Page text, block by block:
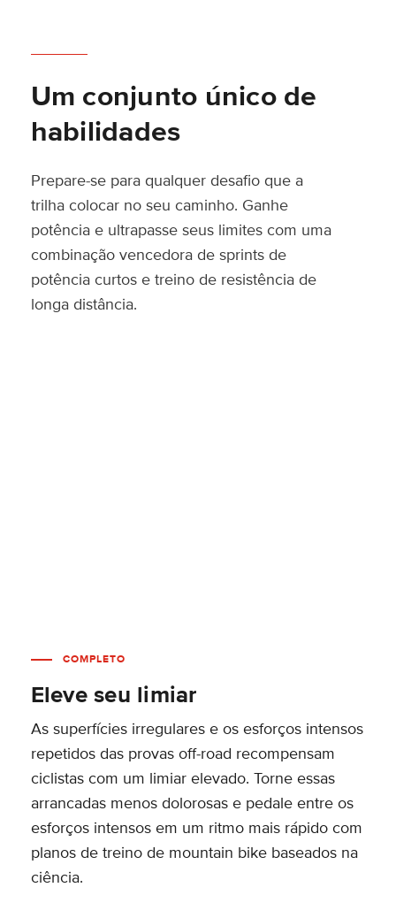
Um conjunto único de
habilidades
Prepare-se para qualquer desafio que a
trilha colocar no seu caminho. Ganhe
potência e ultrapasse seus limites com uma
combinação vencedora de sprints de
potência curtos e treino de resistência de
longa distância.
COMPLETO
Eleve seu limiar
As superfícies irregulares e os esforços intensos
repetidos das provas off-road recompensam
ciclistas com um limiar elevado. Torne essas
arrancadas menos dolorosas e pedale entre os
esforços intensos em um ritmo mais rápido com
planos de treino de mountain bike baseados na
ciência.